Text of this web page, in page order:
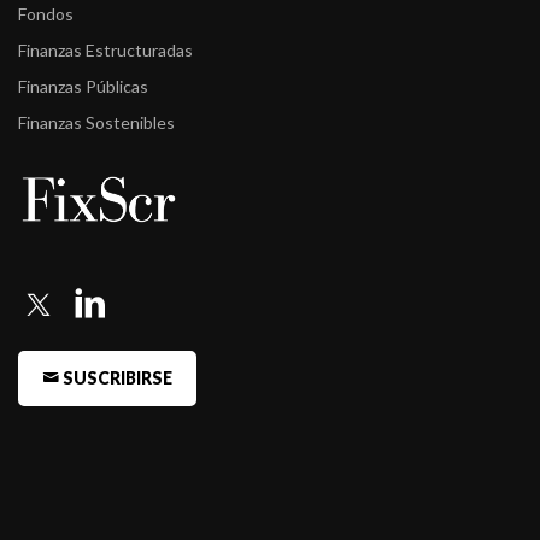
Fondos
Finanzas Estructuradas
Finanzas Públicas
Finanzas Sostenibles
SUSCRIBIRSE